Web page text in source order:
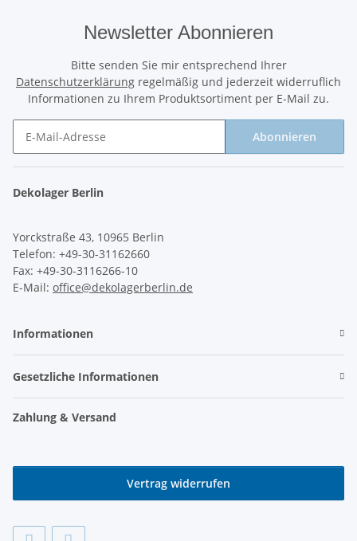
Newsletter Abonnieren
Bitte senden Sie mir entsprechend Ihrer
Datenschutzerklärung regelmäßig und jederzeit widerruflich
Informationen zu Ihrem Produktsortiment per E-Mail zu.
Abonnieren
Dekolager Berlin
Yorckstraße 43, 10965 Berlin
Telefon: +49-30-31162660
Fax: +49-30-3116266-10
E-Mail: office@dekolagerberlin.de
Informationen
Gesetzliche Informationen
Zahlung & Versand
Vertrag widerrufen